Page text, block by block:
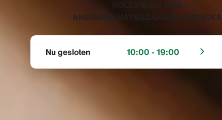
‭ROLEX BOUTIQUE
ANSHINDO MATSUZAKAYA SHIZUOKA‬
Nu gesloten 10:00 - 19:00